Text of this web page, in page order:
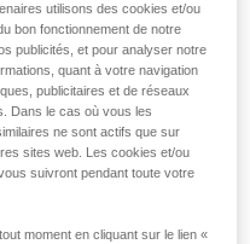
utilisons des cookies et/ou
bon fonctionnement de notre
publicités, et pour analyser notre
quant à votre navigation
publicitaires et de réseaux
Dans le cas où vous les
ne sont actifs que sur
sites web. Les cookies et/ou
suivront pendant toute votre
moment en cliquant sur le lien «